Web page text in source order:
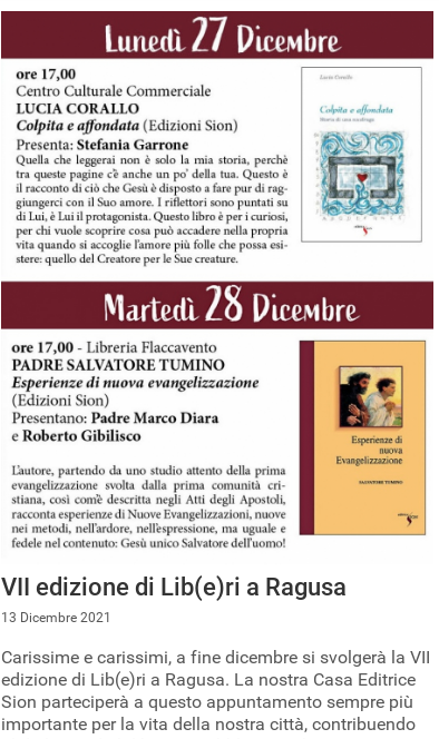
VII edizione di Lib(e)ri a Ragusa
13 Dicembre 2021
Carissime e carissimi, a fine dicembre si svolgerà la VII
edizione di Lib(e)ri a Ragusa. La nostra Casa Editrice
Sion parteciperà a questo appuntamento sempre più
importante per la vita della nostra città, contribuendo